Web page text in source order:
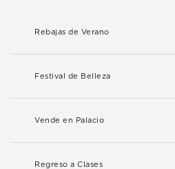
Rebajas de Verano
Festival de Belleza
Vende en Palacio
Regreso a Clases